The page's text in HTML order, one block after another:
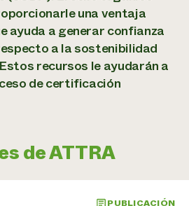
financieros
locales
residenciales
una ventaja
ayuda a generar confianza
a la sostenibilidad
recursos le ayudarán a
de certificación
de ATTRA
PUBLICACIÓN